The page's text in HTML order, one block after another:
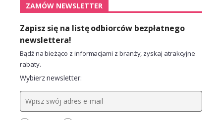
ZAMÓW NEWSLETTER
Zapisz się na listę odbiorców bezpłatnego
newslettera!
Bądź na bieżąco z informacjami z branży, zyskaj atrakcyjne
rabaty.
Wybierz newsletter: